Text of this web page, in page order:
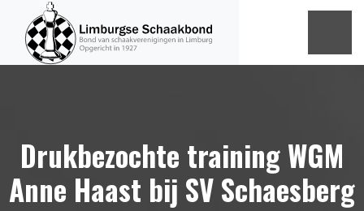
Drukbezochte training WGM
Anne Haast bij SV Schaesberg